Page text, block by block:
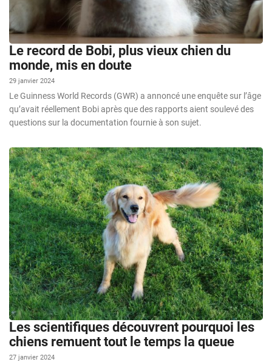
Le record de Bobi, plus vieux chien du
monde, mis en doute
29 janvier 2024
Le Guinness World Records (GWR) a annoncé une enquête sur l’âge
qu’avait réellement Bobi après que des rapports aient soulevé des
questions sur la documentation fournie à son sujet.
Les scientifiques découvrent pourquoi les
chiens remuent tout le temps la queue
27 janvier 2024